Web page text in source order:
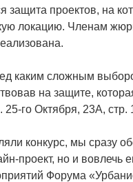
защита проектов, на
локацию. Членам
каким сложным
на защите,
25-го Октября, 23А, стр.
конкурс, мы сразу
проект, но и вовлечь
Форума